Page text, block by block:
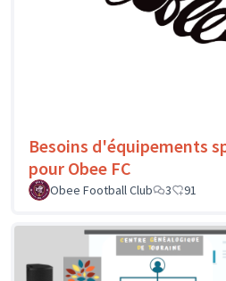
Besoins d'équipements
pour Obee FC
Obee Football Club
3 91